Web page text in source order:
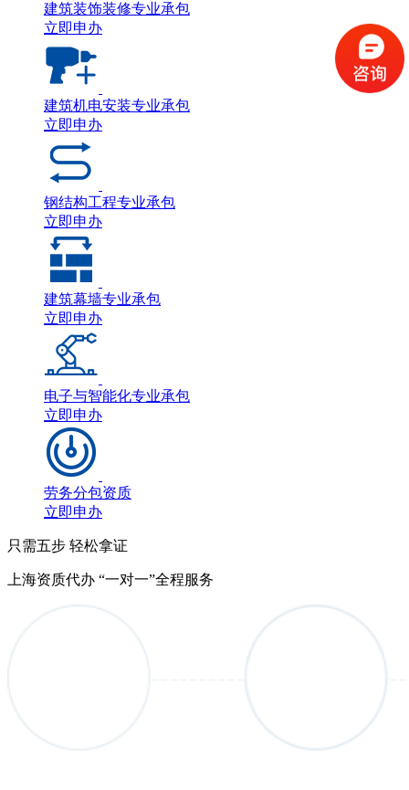
建筑装饰装修专业承包
立即申办
建筑机电安装专业承包
立即申办
钢结构工程专业承包
立即申办
建筑幕墙专业承包
立即申办
电子与智能化专业承包
立即申办
劳务分包资质
立即申办
只需五步 轻松拿证
上海资质代办 “一对一”全程服务